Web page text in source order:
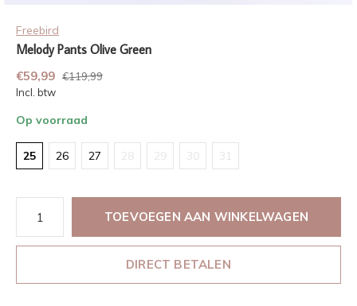
Freebird
Melody Pants Olive Green
€59,99 €119,99
Incl. btw
Op voorraad
25 26 27 28 29 30 31
TOEVOEGEN AAN WINKELWAGEN
DIRECT BETALEN